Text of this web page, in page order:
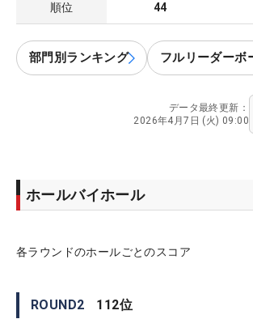
順位 44
部門別ランキング フルリーダーボ
データ最終更新：
2026年4月7日 (火) 09:00
ホールバイホール
各ラウンドのホールごとのスコア
ROUND2 112位